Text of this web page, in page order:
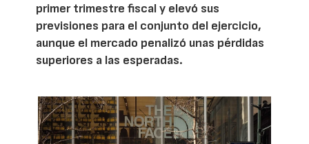
primer trimestre fiscal y elevó sus
previsiones para el conjunto del ejercicio,
aunque el mercado penalizó unas pérdidas
superiores a las esperadas.